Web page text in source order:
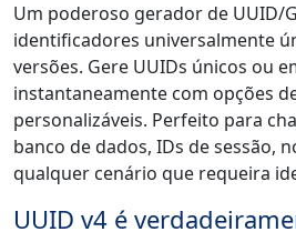
Um poderoso gerador de UUID/
identificadores universalmente
versões. Gere UUIDs únicos ou
instantaneamente com opções
personalizáveis. Perfeito para
banco de dados, IDs de sessão,
qualquer cenário que requeira
UUID v4 é